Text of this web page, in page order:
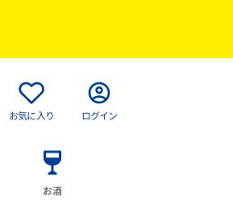
お気に入り ログイン
お酒